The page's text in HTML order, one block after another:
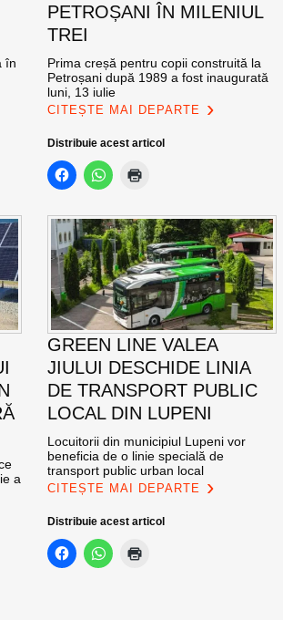
în
PETROȘANI ÎN MILENIUL
TREI
Prima creșă pentru copii construită la
Petroșani după 1989 a fost inaugurată
luni, 13 iulie
CITEȘTE MAI DEPARTE
Distribuie acest articol
a
GREEN LINE VALEA
JIULUI DESCHIDE LINIA
DE TRANSPORT PUBLIC
LOCAL DIN LUPENI
Locuitorii din municipiul Lupeni vor
beneficia de o linie specială de
transport public urban local
CITEȘTE MAI DEPARTE
Distribuie acest articol